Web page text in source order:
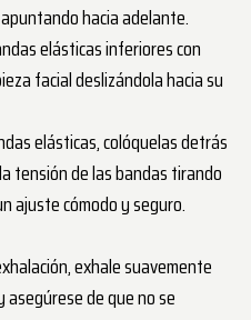
hacia adelante.
elásticas inferiores con
facial deslizándola hacia su
elásticas, colóquelas detrás
tensión de las bandas tirando
ajuste cómodo y seguro.
exhale suavemente
de que no se